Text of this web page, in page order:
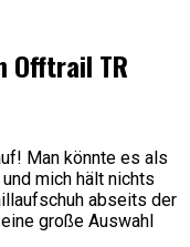
Offtrail TR
Man könnte es als
mich hält nichts
abseits der
große Auswahl